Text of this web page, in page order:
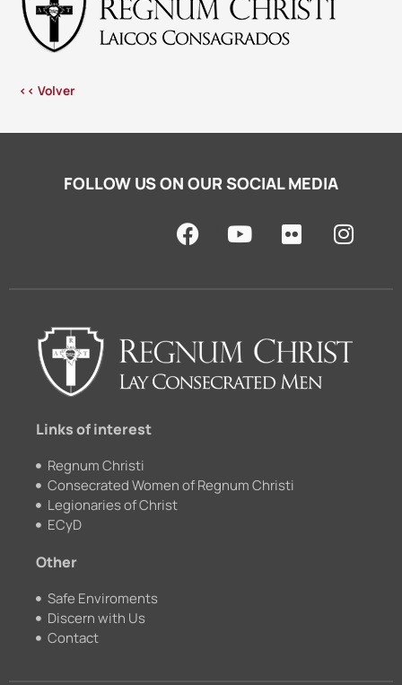
<< Volver
FOLLOW US ON OUR SOCIAL MEDIA
F
a
o
o
k
Y
o
b
e
F
l
r
I
n
g
r
Links of interest
Regnum Christi
Consecrated Women of Regnum Christi
Legionaries of Christ
ECyD
Other
Safe Enviroments
Discern with Us
Contact